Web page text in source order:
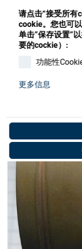
请点击“接受所有
cookie。您也可
单击”保存设置”
要的cockie）:
功能性
更多信息
加入我们
联系我们
Store